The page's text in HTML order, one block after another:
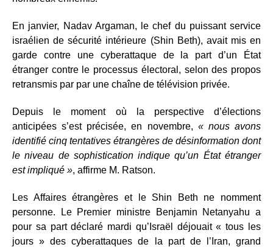
En janvier, Nadav Argaman, le chef du puissant service
israélien de sécurité intérieure (Shin Beth), avait mis en
garde contre une cyberattaque de la part d’un État
étranger contre le processus électoral, selon des propos
retransmis par par une chaîne de télévision privée.
Depuis le moment où la perspective d’élections
anticipées s’est précisée, en novembre, « nous avons
identifié cinq tentatives étrangères de désinformation dont
le niveau de sophistication indique qu’un État étranger
est impliqué », affirme M. Ratson.
Les Affaires étrangères et le Shin Beth ne nomment
personne. Le Premier ministre Benjamin Netanyahu a
pour sa part déclaré mardi qu’Israël déjouait « tous les
jours » des cyberattaques de la part de l’Iran, grand